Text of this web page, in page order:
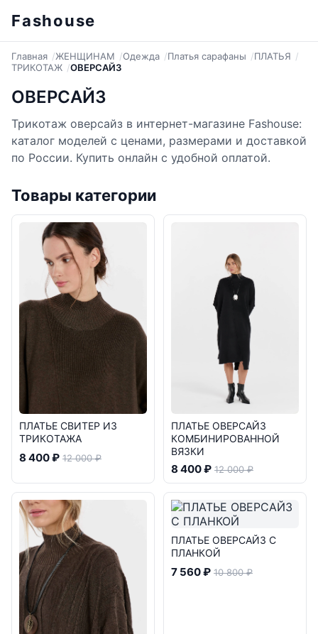
Fashouse
Главная ЖЕНЩИНАМ Одежда Платья сарафаны
ПЛАТЬЯ
ТРИКОТАЖ
ОВЕРСАЙЗ
ОВЕРСАЙЗ
Трикотаж оверсайз в интернет-магазине Fashouse:
каталог моделей с ценами, размерами и доставкой
по России. Купить онлайн с удобной оплатой.
Товары категории
ПЛАТЬЕ СВИТЕР ИЗ
ТРИКОТАЖА
8 400 ₽ 12 000 ₽
ПЛАТЬЕ ОВЕРСАЙЗ
КОМБИНИРОВАННОЙ
ВЯЗКИ
8 400 ₽ 12 000 ₽
ПЛАТЬЕ ОВЕРСАЙЗ С
ПЛАНКОЙ
7 560 ₽ 10 800 ₽